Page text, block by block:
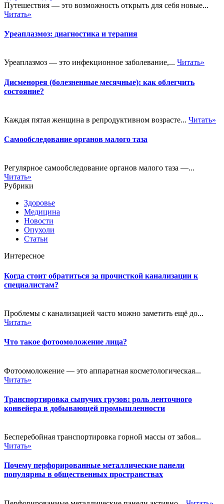
Путешествия — это возможность открыть для себя новые...
Читать»
Уреаплазмоз: диагностика и терапия
Уреаплазмоз — это инфекционное заболевание,... Читать»
Дисменорея (болезненные месячные): как облегчить
состояние?
Каждая пятая женщина в репродуктивном возрасте... Читать»
Самообследование органов малого таза
Регулярное самообследование органов малого таза —...
Читать»
Рубрики
Здоровье
Медицина
Новости
Опухоли
Статьи
Интересное
Когда стоит обратиться за прочисткой канализации к
специалистам?
Проблемы с канализацией часто можно заметить ещё до...
Читать»
Что такое фотоомоложение лица?
Фотоомоложение — это аппаратная косметологическая...
Читать»
Транспортировка сыпучих грузов: роль ленточного
конвейера в добывающей промышленности
Бесперебойная транспортировка горной массы от забоя...
Читать»
Почему перфорированные металлические панели
популярны в общественных пространствах